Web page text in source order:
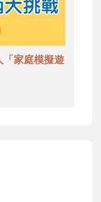
家庭模擬遊